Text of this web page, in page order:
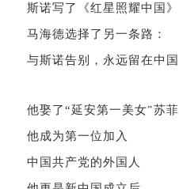
斯诺写了《红星照耀中国》
马海德选择了另一条路：
与斯诺告别， 永远留在中国
他娶了“延安第一美女”苏菲
他成为第一位加入
中国共产党的外国人